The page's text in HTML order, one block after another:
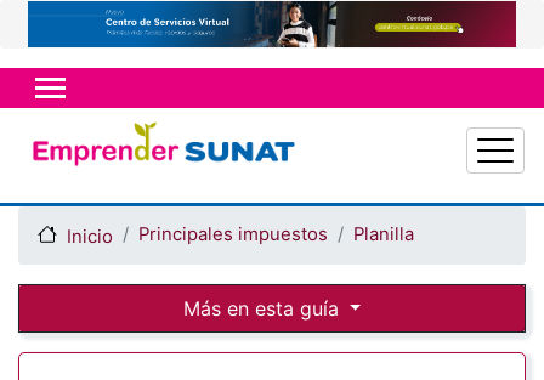
Pasar
al
contenido
principal
Inicio Principales impuestos Planilla
Más en esta guía